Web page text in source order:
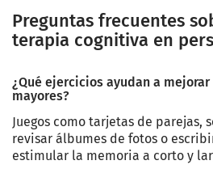
Preguntas frecuentes
terapia cognitiva en
¿Qué ejercicios ayudan a
mayores?
Juegos como tarjetas de parejas,
revisar álbumes de fotos o
estimular la memoria a corto y